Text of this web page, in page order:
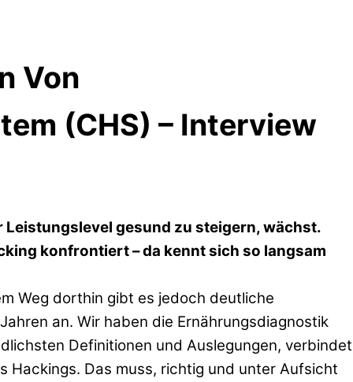
Von
(CHS) – Interview
Leistungslevel gesund zu steigern, wächst.
konfrontiert – da kennt sich so langsam
Weg dorthin gibt es jedoch deutliche
an. Wir haben die Ernährungsdiagnostik
Definitionen und Auslegungen, verbindet
Hackings. Das muss, richtig und unter Aufsicht